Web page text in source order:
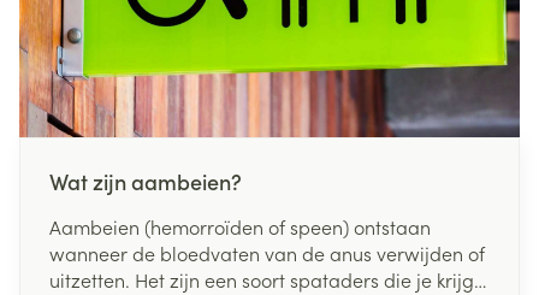
Wat zijn aambeien?
Aambeien (hemorroïden of speen) ontstaan
wanneer de bloedvaten van de anus verwijden of
uitzetten. Het zijn een soort spataders die je krijgt